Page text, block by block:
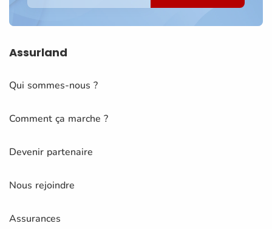
Assurland
Qui sommes-nous ?
Comment ça marche ?
Devenir partenaire
Nous rejoindre
Assurances